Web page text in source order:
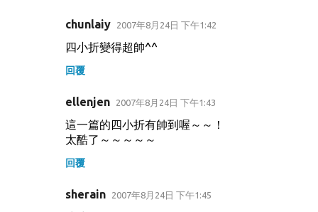
chunlaiy 2007年8月24日 下午1:42
四小折變得超帥^^
回覆
ellenjen 2007年8月24日 下午1:43
這一篇的四小折有帥到喔～～！
太酷了～～～～～
回覆
sherain 2007年8月24日 下午1:45